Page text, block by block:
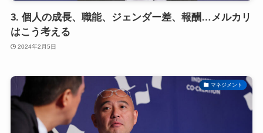
3. 個人の成長、職能、ジェンダー差、報酬…メルカリ
はこう考える
2024年2月5日
マネジメント